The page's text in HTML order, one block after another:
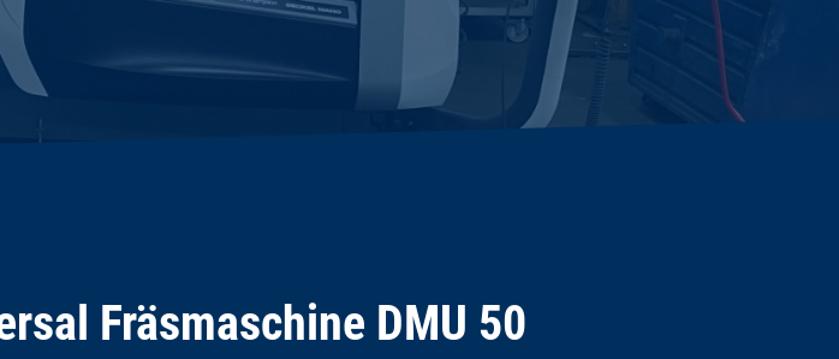
Fräsmaschine DMU 50